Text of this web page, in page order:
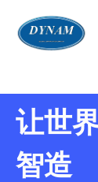
让世
智造
关于我们
产品页